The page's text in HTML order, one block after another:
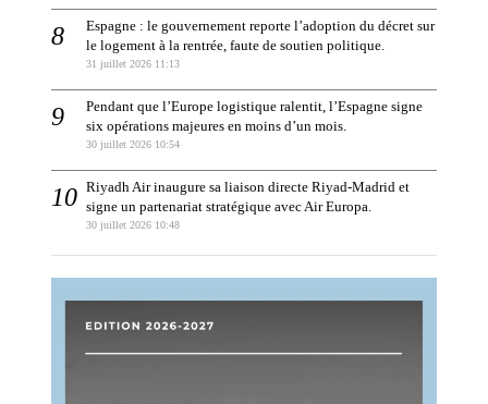
Espagne : le gouvernement reporte l’adoption du décret sur
le logement à la rentrée, faute de soutien politique.
31 juillet 2026 11:13
Pendant que l’Europe logistique ralentit, l’Espagne signe
six opérations majeures en moins d’un mois.
30 juillet 2026 10:54
Riyadh Air inaugure sa liaison directe Riyad-Madrid et
signe un partenariat stratégique avec Air Europa.
30 juillet 2026 10:48